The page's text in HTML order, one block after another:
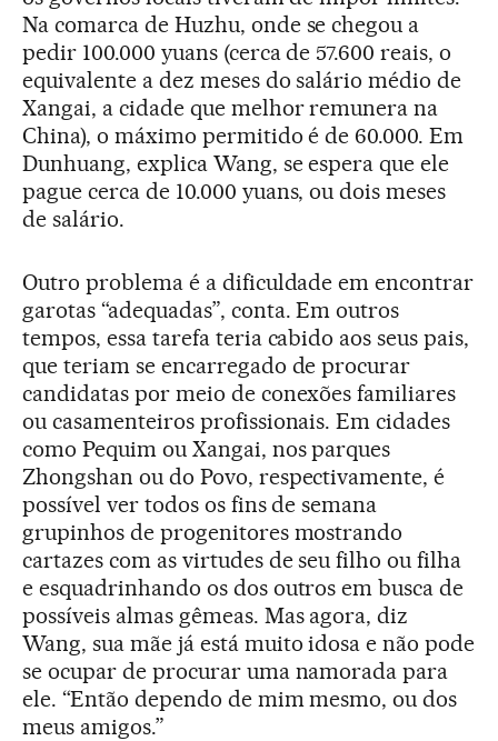
Na comarca de Huzhu, onde se chegou a
pedir 100.000 yuans (cerca de 57.600 reais, o
equivalente a dez meses do salário médio de
Xangai, a cidade que melhor remunera na
China), o máximo permitido é de 60.000. Em
Dunhuang, explica Wang, se espera que ele
pague cerca de 10.000 yuans, ou dois meses
de salário.
Outro problema é a dificuldade em encontrar
garotas “adequadas”, conta. Em outros
tempos, essa tarefa teria cabido aos seus pais,
que teriam se encarregado de procurar
candidatas por meio de conexões familiares
ou casamenteiros profissionais. Em cidades
como Pequim ou Xangai, nos parques
Zhongshan ou do Povo, respectivamente, é
possível ver todos os fins de semana
grupinhos de progenitores mostrando
cartazes com as virtudes de seu filho ou filha
e esquadrinhando os dos outros em busca de
possíveis almas gêmeas. Mas agora, diz
Wang, sua mãe já está muito idosa e não pode
se ocupar de procurar uma namorada para
ele. “Então dependo de mim mesmo, ou dos
meus amigos.”